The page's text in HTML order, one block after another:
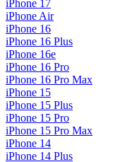
iPhone 17
iPhone Air
iPhone 16
iPhone 16 Plus
iPhone 16e
iPhone 16 Pro
iPhone 16 Pro Max
iPhone 15
iPhone 15 Plus
iPhone 15 Pro
iPhone 15 Pro Max
iPhone 14
iPhone 14 Plus